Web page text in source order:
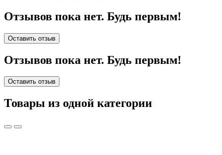
Отзывов пока нет. Будь первым!
Оставить отзыв
Отзывов пока нет. Будь первым!
Оставить отзыв
Товары из одной категории